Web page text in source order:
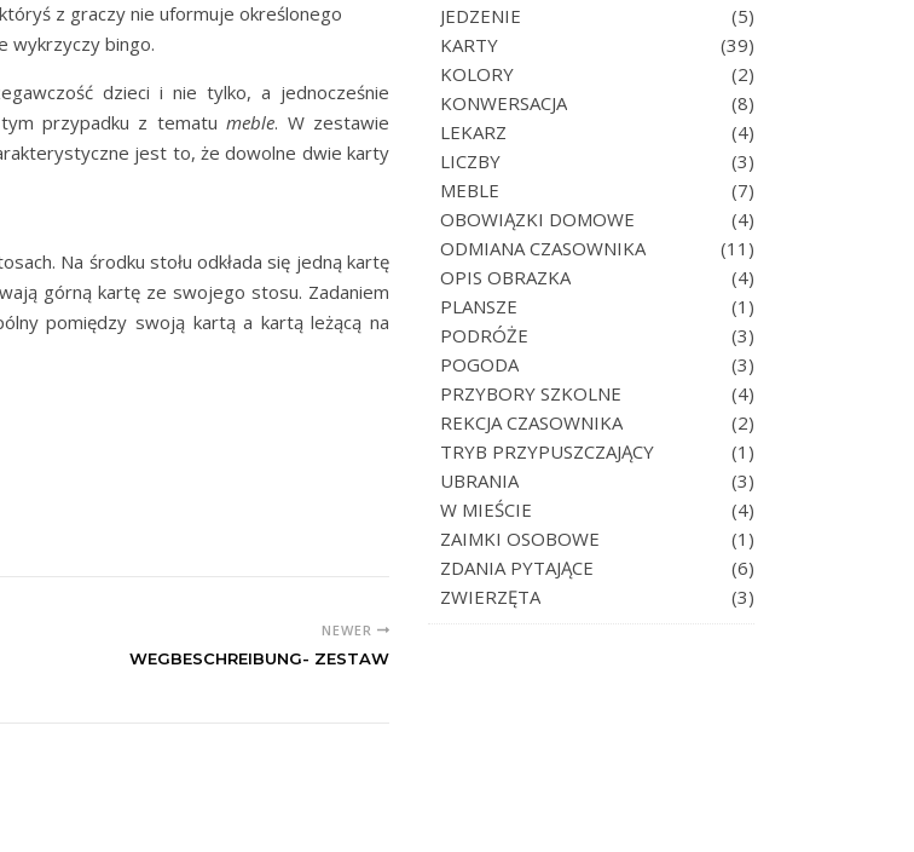
z graczy nie uformuje określonego
wykrzyczy bingo.
dzieci i nie tylko, a jednocześnie
tym przypadku z tematumeble. W zestawie
jest to, że dowolne dwie karty
Na środku stołu odkłada się jedną kartę
górną kartę ze swojego stosu. Zadaniem
pomiędzy swoją kartą a kartą leżącą na
NEWER
WEGBESCHREIBUNG- ZESTAW
JEDZENIE
(5)
KARTY
(39)
KOLORY
(2)
KONWERSACJA
(8)
LEKARZ
(4)
LICZBY
(3)
MEBLE
(7)
OBOWIĄZKI DOMOWE
(4)
ODMIANA CZASOWNIKA
(11)
OPIS OBRAZKA
(4)
PLANSZE
(1)
PODRÓŻE
(3)
POGODA
(3)
PRZYBORY SZKOLNE
(4)
REKCJA CZASOWNIKA
(2)
TRYB PRZYPUSZCZAJĄCY
(1)
UBRANIA
(3)
W MIEŚCIE
(4)
ZAIMKI OSOBOWE
(1)
ZDANIA PYTAJĄCE
(6)
ZWIERZĘTA
(3)